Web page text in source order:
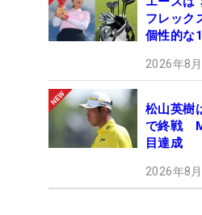
フレック
個性的な
2026年8
松山英樹
で終戦
目達成
2026年8